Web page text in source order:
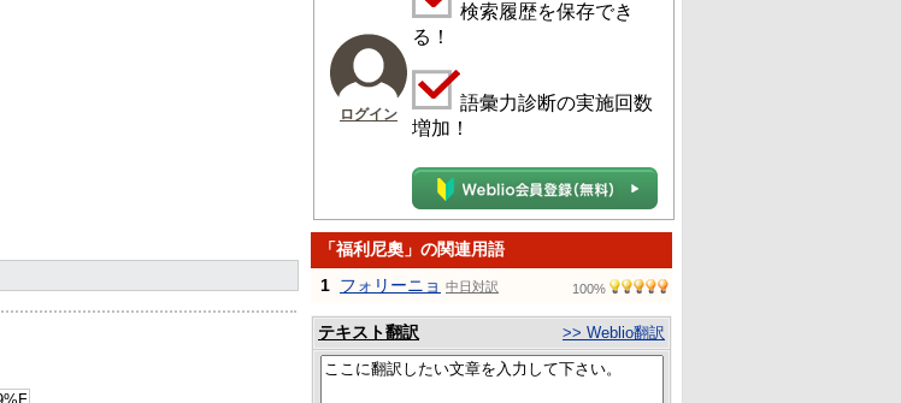
ログイン
検索履歴を保存でき
る！
語彙力診断の実施回数
増加！
「福利尼奧」の関連用語
1 フォリーニョ 中日対訳 100%
テキスト翻訳 >> Weblio翻訳